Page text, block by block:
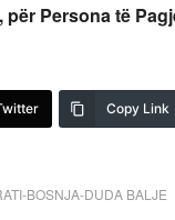
për Persona të
Copy Link
BOSNJA-DUDA BALJE